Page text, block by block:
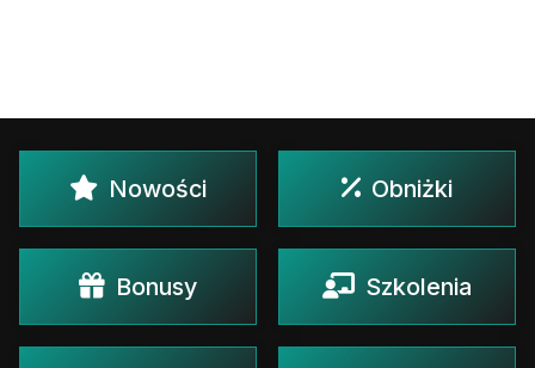
Nowości Obniżki
Bonusy Szkolenia